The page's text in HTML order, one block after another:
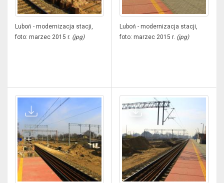
Luboń - modernizacja stacji,
foto: marzec 2015 r. (jpg)
Luboń - modernizacja stacji,
foto: marzec 2015 r. (jpg)